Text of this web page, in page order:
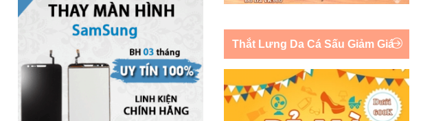
Thắt Lưng Da Cá Sấu Giảm Giá